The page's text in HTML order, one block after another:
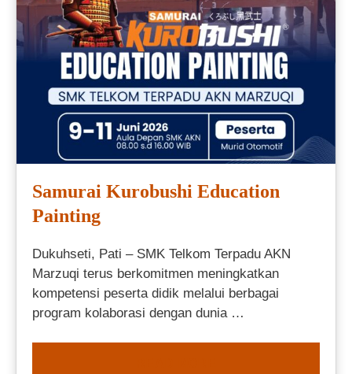
Samurai Kurobushi Education
Painting
Dukuhseti, Pati – SMK Telkom Terpadu AKN
Marzuqi terus berkomitmen meningkatkan
kompetensi peserta didik melalui berbagai
program kolaborasi dengan dunia …